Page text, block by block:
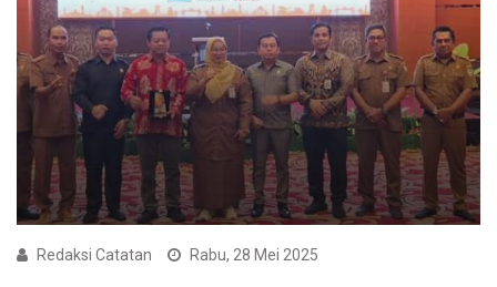
Redaksi Catatan Rabu, 28 Mei 2025